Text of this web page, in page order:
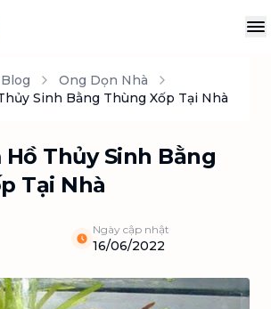
Blog
Ong Dọn Nhà
Sinh Bằng Thùng Xốp Tại Nhà
Hồ Thủy Sinh Bằng
Tại Nhà
Ngày cập nhật
16/06/2022